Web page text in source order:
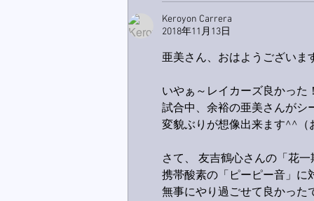
Keroyon Carrera
2018年11月13日
亜美さん、おはようございま
いやぁ～レイカーズ良かった
試合中、余裕の亜美さんがシ
変貌ぶりが想像出来ます^^（
さて、 友吉鶴心さんの「花
携帯酸素の「ピーピー音」に
無事にやり過ごせて良かった